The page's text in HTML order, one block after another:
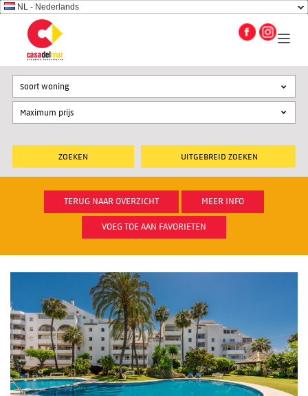
NL - Nederlands
UITGEBREID ZOEKEN
Soort woning
TERUG NAAR OVERZICHT MEER INFO
VOEG TOE AAN FAVORIETEN